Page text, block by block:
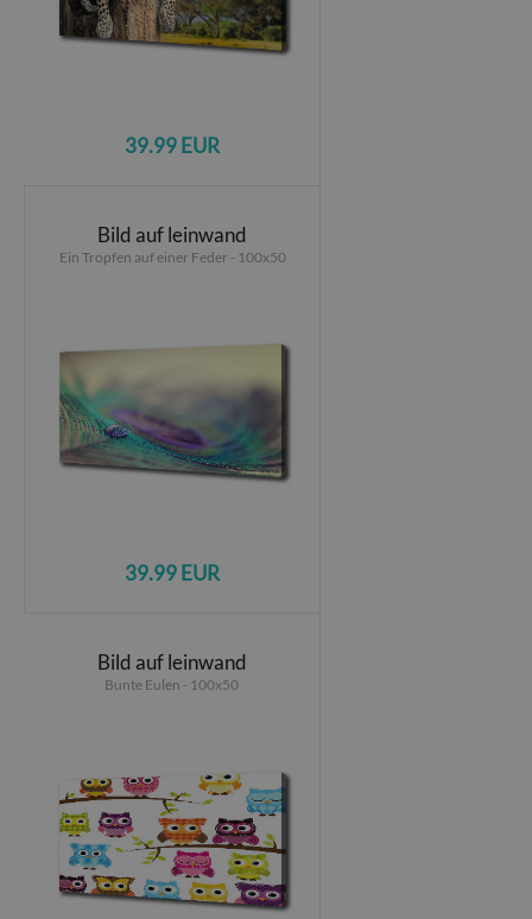
39.99 EUR
Bild auf leinwand
Ein Tropfen auf einer Feder - 100x50
39.99 EUR
Bild auf leinwand
Bunte Eulen - 100x50